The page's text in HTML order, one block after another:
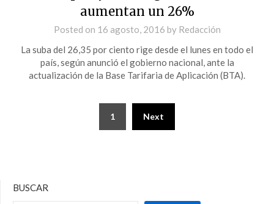
aumentan un 26%
Posted on 16 agosto, 2016 by Redacción
La suba del 26,35 por ciento rige desde el lunes en todo el
país, según anunció el gobierno nacional, ante la
actualización de la Base Tarifaria de Aplicación (BTA).
1 Next
BUSCAR